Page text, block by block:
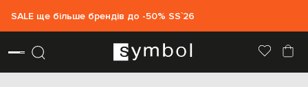
SALE ще більше брендів до -50% SS`26